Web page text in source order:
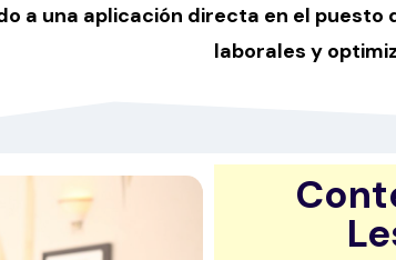
a una aplicación directa en el
laborales y